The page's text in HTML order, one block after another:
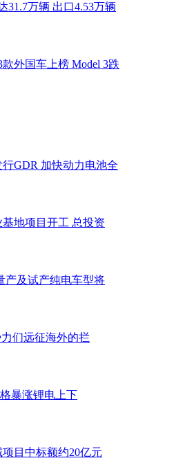
31.7万辆 出口4.53万辆
外国车上榜 Model 3跌
GDR 加快动力电池全
地项目开工 总投资
产及试产纯电车型将
们远征海外的拦
暴涨锂电上下
目中标额约20亿元